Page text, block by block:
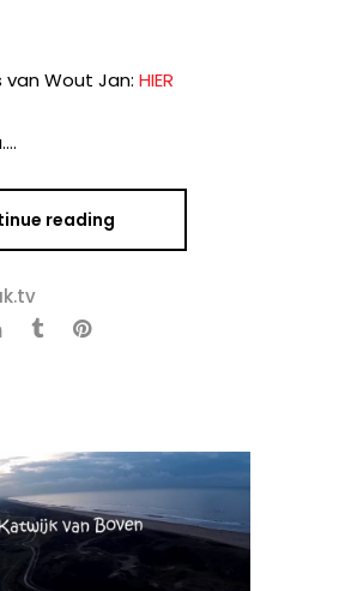
van Wout Jan: HIER
reading